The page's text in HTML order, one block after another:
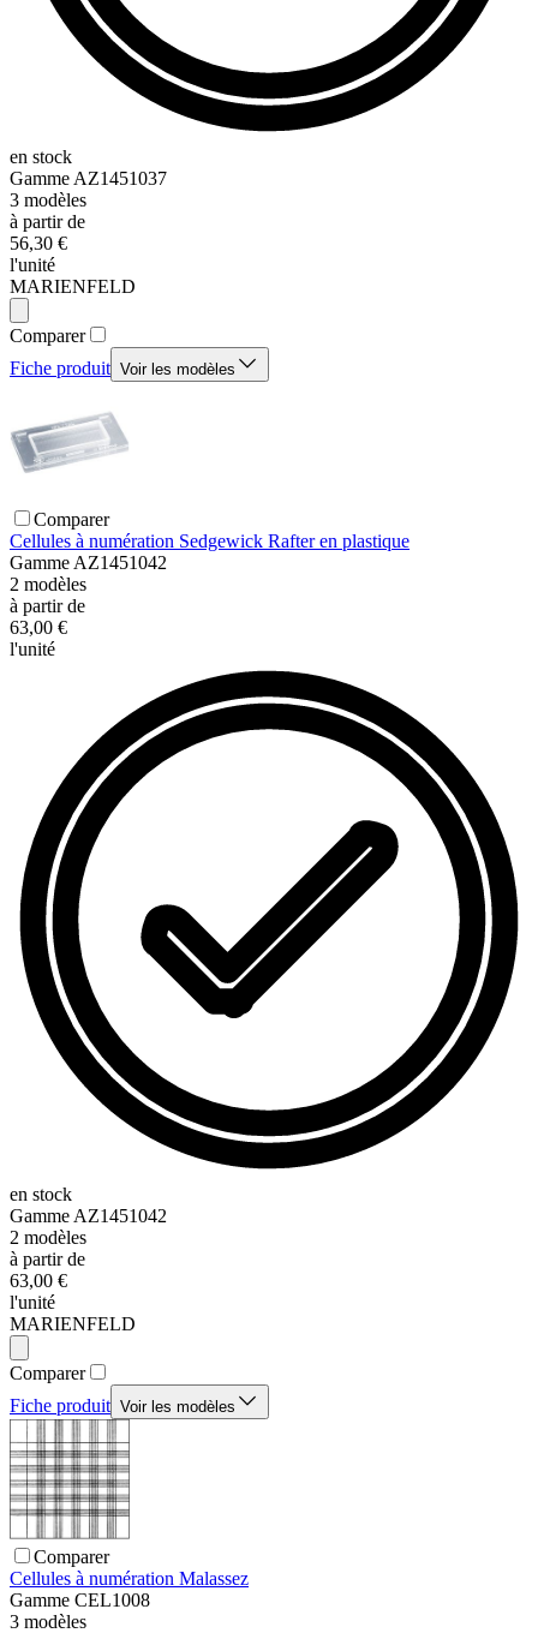
en stock
Gamme AZ1451037
3 modèles
à partir de
56,30 €
l'unité
MARIENFELD
Comparer
Fiche produit Voir les modèles
Comparer
Cellules à numération Sedgewick Rafter en plastique
Gamme AZ1451042
2 modèles
à partir de
63,00 €
l'unité
en stock
Gamme AZ1451042
2 modèles
à partir de
63,00 €
l'unité
MARIENFELD
Comparer
Fiche produit Voir les modèles
Comparer
Cellules à numération Malassez
Gamme CEL1008
3 modèles